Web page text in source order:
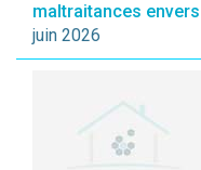
maltraitances
juin 2026